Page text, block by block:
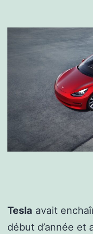
Tesla avait
début d’année et